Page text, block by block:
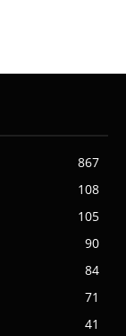
867
108
105
90
84
71
41